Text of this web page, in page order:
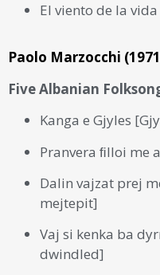
El viento de la vida
Paolo Marzocchi
Five Albanian
Kanga e Gjyles
Pranvera ﬁlloi me
Dalin vajzat prej
mejtepit]
Vaj si kenka ba
dwindled]